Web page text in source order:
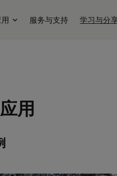
服务与支持 学习与分
用